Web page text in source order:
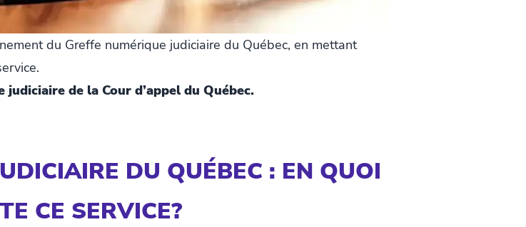
du Greffe numérique judiciaire du Québec, en mettant
de la Cour d’appel du Québec.
DU QUÉBEC : EN QUOI
CE SERVICE?